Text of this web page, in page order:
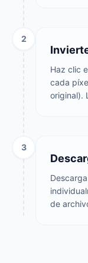
2
Haz clic
cada
original).
3
de